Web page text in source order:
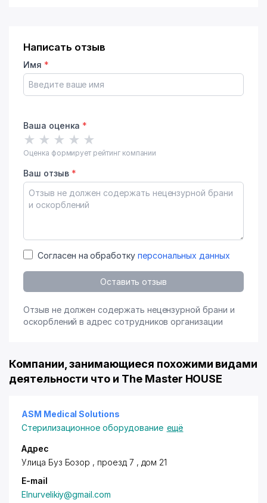
Написать отзыв
Имя *
Ваша оценка *
★ ★ ★ ★ ★
Оценка формирует рейтинг компании
Ваш отзыв *
Согласен на обработку персональных данных
Оставить отзыв
Отзыв не должен содержать нецензурной брани и
оскорблений в адрес сотрудников организации
Компании, занимающиеся похожими видами
деятельности что и The Master HOUSE
ASM Medical Solutions
Стерилизационное оборудование ещё
Адрес
Улица Буз Бозор , проезд 7 , дом 21
E-mail
Elnurvelikiy@gmail.com